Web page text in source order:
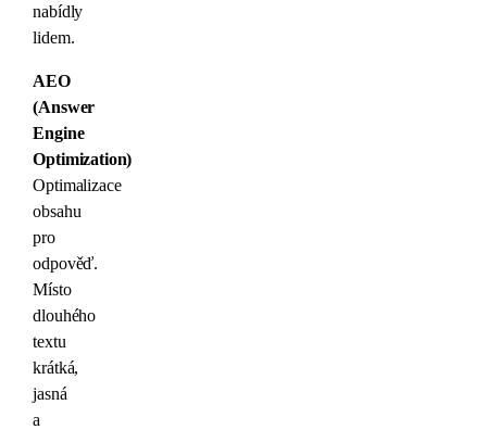
nabídly
lidem.
AEO
(Answer
Engine
Optimization)
Optimalizace
obsahu
pro
odpověď.
Místo
dlouhého
textu
krátká,
jasná
a